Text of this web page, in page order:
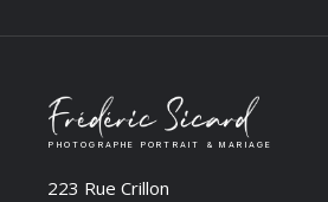
PHOTOGRAPHE PORTRAIT & MARIAGE
223 Rue Crillon